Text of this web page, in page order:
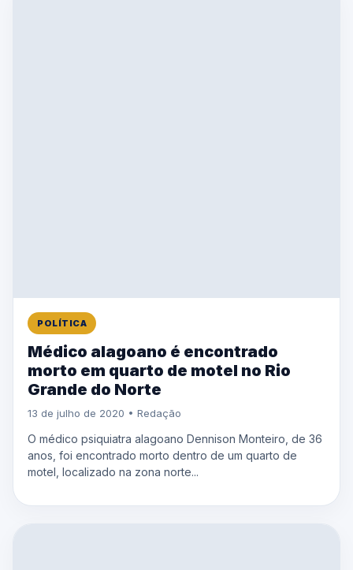
POLÍTICA
Médico alagoano é encontrado
morto em quarto de motel no Rio
Grande do Norte
13 de julho de 2020 • Redação
O médico psiquiatra alagoano Dennison Monteiro, de 36
anos, foi encontrado morto dentro de um quarto de
motel, localizado na zona norte...